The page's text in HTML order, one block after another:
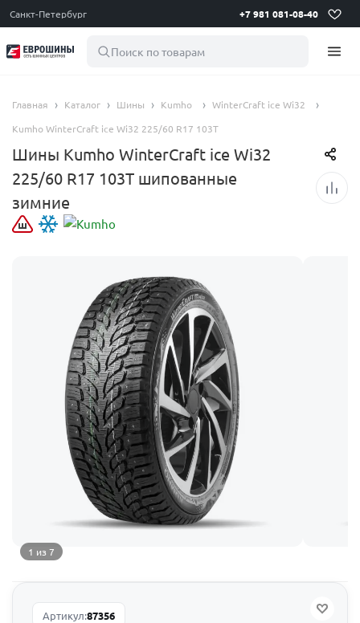
Санкт-Петербург +7 981 081-08-40
Поиск по товарам
Главная Каталог Шины Kumho
WinterCraft ice Wi32
Kumho WinterCraft ice Wi32 225/60 R17 103T
Шины Kumho WinterCraft ice Wi32
225/60 R17 103T шипованные
зимние
1 из 7
Артикул:87356